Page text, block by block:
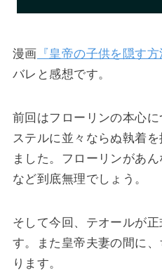
漫画 『皇帝の子供を隠す方
バレと感想です。
前回はフローリンの本心
ステルに並々ならぬ執着
ました。フローリンがあ
など到底無理でしょう。
そして今回、テオールが
す。また皇帝夫妻の間に
ります。